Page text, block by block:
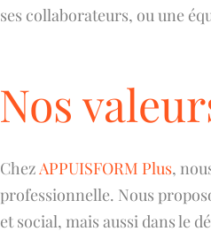
ses collaborateurs, ou une
Nos
ChezAPPUISFORM Plus,
professionnelle. Nous
et social, mais aussi dans le